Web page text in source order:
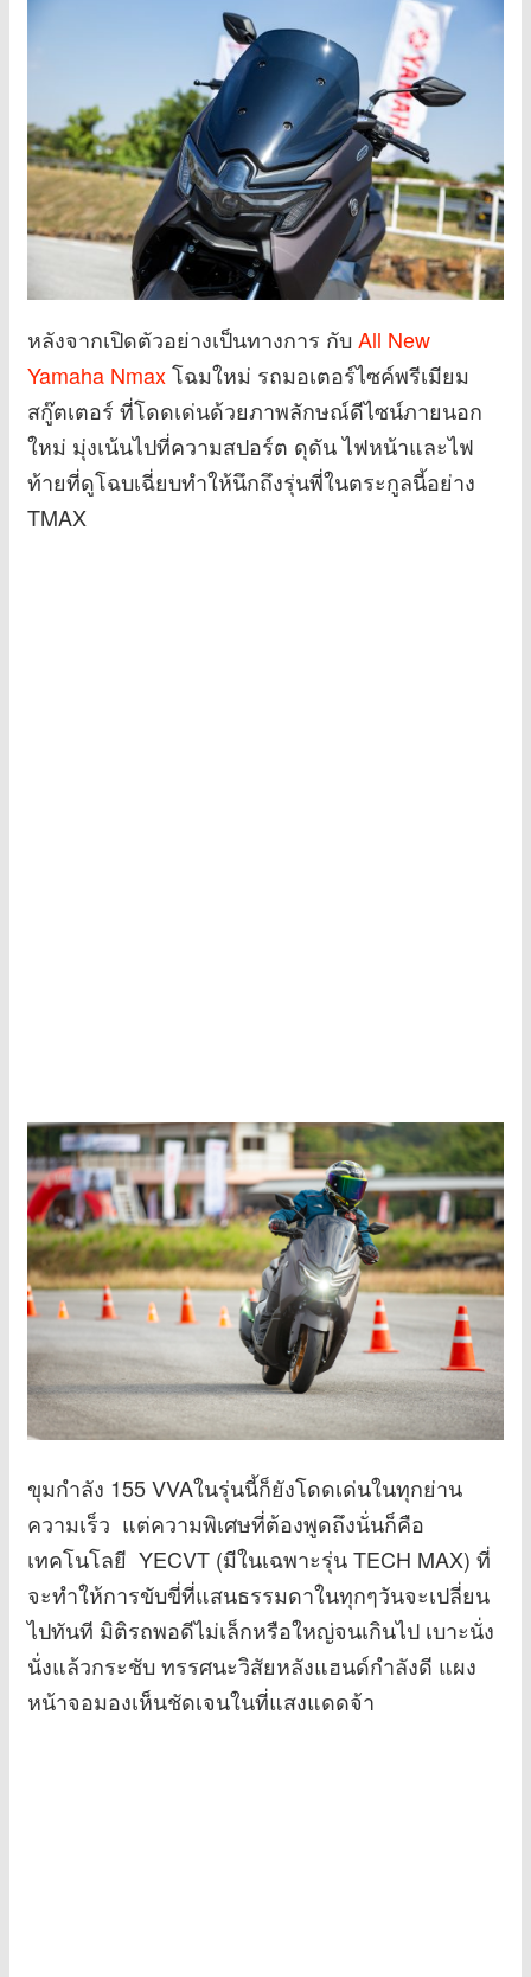
หลังจากเปิดตัวอย่างเป็นทางการ กับAll New
Yamaha Nmaxโฉมใหม่ รถมอเตอร์ไซค์พรีเมียม
สกู๊ตเตอร์ ที่โดดเด่นด้วยภาพลักษณ์ดีไซน์ภายนอก
ใหม่ มุ่งเน้นไปที่ความสปอร์ต ดุดัน ไฟหน้าและไฟ
ท้ายที่ดูโฉบเฉี่ยบทำให้นึกถึงรุ่นพี่ในตระกูลนี้อย่าง
TMAX
ขุมกำลัง 155 VVAในรุ่นนี้ก็ยังโดดเด่นในทุกย่าน
ความเร็ว แต่ความพิเศษที่ต้องพูดถึงนั่นก็คือ
เทคโนโลยี YECVT (มีในเฉพาะรุ่น TECH MAX) ที่
จะทำให้การขับขี่ที่แสนธรรมดาในทุกๆวันจะเปลี่ยน
ไปทันที มิติรถพอดีไม่เล็กหรือใหญ่จนเกินไป เบาะนั่ง
นั่งแล้วกระชับ ทรรศนะวิสัยหลังแฮนด์กำลังดี แผง
หน้าจอมองเห็นชัดเจนในที่แสงแดดจ้า